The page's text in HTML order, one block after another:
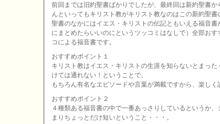
前回までは旧約聖書ばかりでしたが、最終回は新約聖書
んといってもキリスト教がキリスト教なのはこの新約聖
聖書のなかにはイエス・キリストの伝記ともいえる福音
にまとめたらいいのにというツッコミはなしで）全部お
コによる福音書です。
おすすめポイント１
キリスト教はイエス・キリストの生涯を知らないとまっ
けては通れない！ということで。
もちろん有名なエピソードや言葉が満載ですから、楽し
おすすめポイント２
４種類ある福音書の中で一番あっさりしているというか
まりちょっとだけ短いということ・・・。